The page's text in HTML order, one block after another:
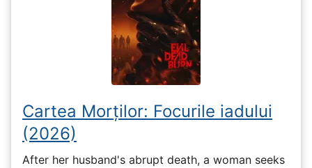
Cartea Morților: Focurile iadului
(2026)
After her husband's abrupt death, a woman seeks